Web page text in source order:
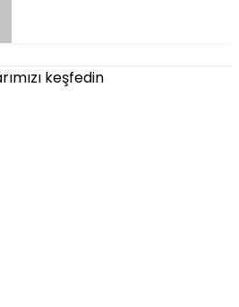
keşfedin